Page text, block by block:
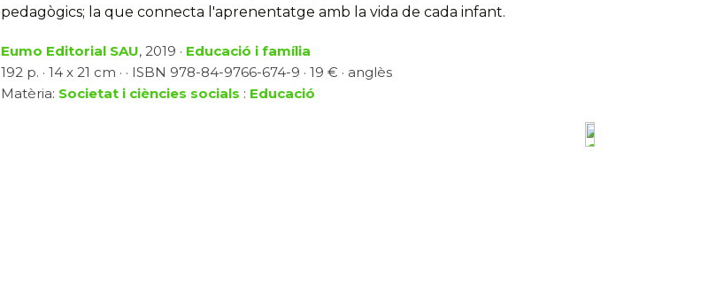
pedagògics; la que connecta l'aprenentatge amb la vida de cada infant.
Eumo Editorial SAU, 2019 · Educació i família
192 p. · 14 x 21 cm · · ISBN 978-84-9766-674-9 · 19 € · anglès
Matèria: Societat i ciències socials : Educació